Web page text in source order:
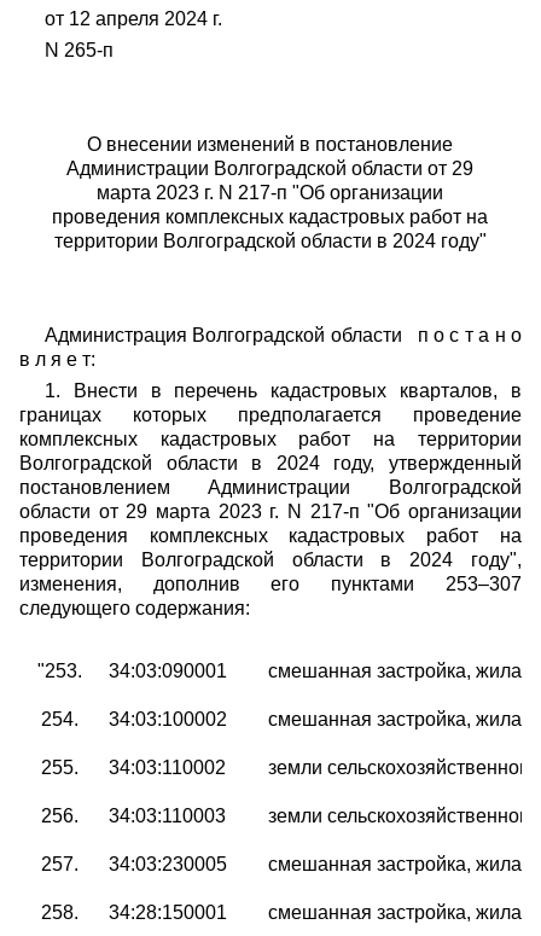
от 12 апреля 2024 г.
N 265-п
О внесении изменений в постановление
Администрации Волгоградской области от 29
марта 2023 г. N 217-п "Об организации
проведения комплексных кадастровых работ на
территории Волгоградской области в 2024 году"
Администрация Волгоградской области п о с т а н о
в л я е т:
1. Внести в перечень кадастровых кварталов, в
границах которых предполагается проведение
комплексных кадастровых работ на территории
Волгоградской области в 2024 году, утвержденный
постановлением Администрации Волгоградской
области от 29 марта 2023 г. N 217-п "Об организации
проведения комплексных кадастровых работ на
территории Волгоградской области в 2024 году",
изменения, дополнив его пунктами 253–307
следующего содержания:
"253. 34:03:090001 смешанная застройка, жилая
254. 34:03:100002 смешанная застройка, жилая
255. 34:03:110002 земли
256. 34:03:110003 земли
257. 34:03:230005 смешанная застройка, жилая
258. 34:28:150001 смешанная застройка, жилая